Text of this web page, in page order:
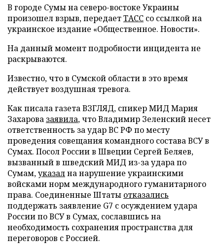
В городе Сумы на северо-востоке Украины
произошел взрыв, передаетТАСС со ссылкой на
украинское издание «Общественное. Новости».
На данный момент подробности инцидента не
раскрываются.
Известно, что в Сумской области в это время
действует воздушная тревога.
Как писала газета ВЗГЛЯД, спикер МИД Мария
Захарова заявила, что Владимир Зеленский несет
ответственность за удар ВС РФ по месту
проведения совещания командного состава ВСУ в
Сумах. Посол России в Швеции Сергей Беляев,
вызванный в шведский МИД из-за удара по
Сумам,указална нарушение украинскими
войсками норм международного гуманитарного
права. Соединенные Штаты отказались
поддержать заявление G7 с осуждением удара
России по ВСУ в Сумах, сославшись на
необходимость сохранения пространства для
переговоров с Россией.